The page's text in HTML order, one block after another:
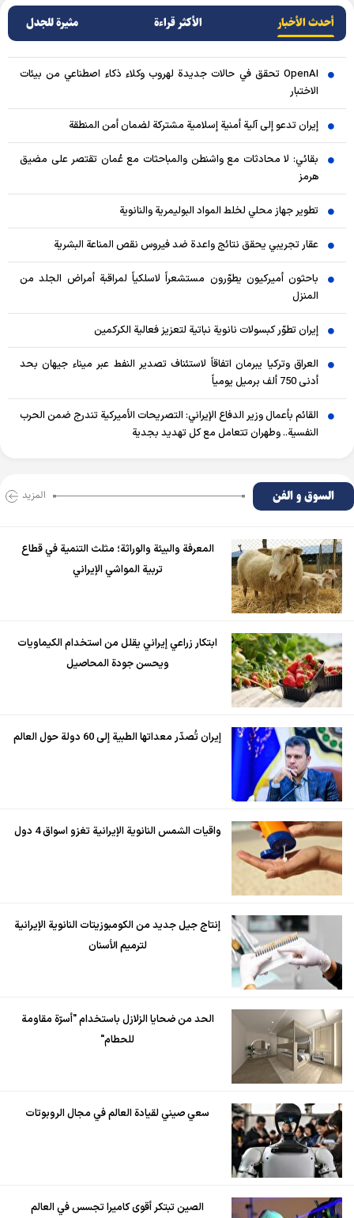
أحدث الأخبار الأکثر قراءة مثيرة للجدل
OpenAI تحقق في حالات جديدة لهروب وكلاء ذكاء اصطناعي من بيئات
الاختبار
إيران تدعو إلى آلية أمنية إسلامية مشتركة لضمان أمن المنطقة
بقائي: لا محادثات مع واشنطن والمباحثات مع عُمان تقتصر على مضيق
هرمز
تطوير جهاز محلي لخلط المواد البوليمرية والنانوية
عقار تجريبي يحقق نتائج واعدة ضد فيروس نقص المناعة البشرية
باحثون أميركيون يطوّرون مستشعراً لاسلكياً لمراقبة أمراض الجلد من
المنزل
إيران تطوّر كبسولات نانوية نباتية لتعزيز فعالية الكركمين
العراق وتركيا يبرمان اتفاقاً لاستئناف تصدير النفط عبر ميناء جيهان بحد
أدنى 750 ألف برميل يومياً
القائم بأعمال وزير الدفاع الإيراني: التصريحات الأميركية تندرج ضمن الحرب
النفسية.. وطهران تتعامل مع كل تهديد بجدية
السوق و الفن المزید
المعرفة والبيئة والوراثة؛ مثلث التنمية في قطاع
تربية المواشي الإيراني
ابتكار زراعي إيراني يقلل من استخدام الكيماويات
ويحسن جودة المحاصيل
إيران تُصدّر معداتها الطبية إلى 60 دولة حول العالم
واقيات الشمس النانوية الإيرانية تغزو اسواق 4 دول
إنتاج جيل جديد من الكومبوزيتات النانوية الإيرانية
لترميم الأسنان
الحد من ضحايا الزلازل باستخدام "أسرّة مقاومة
للحطام"
سعي صيني لقيادة العالم في مجال الروبوتات
الصين تبتكر أقوى كاميرا تجسس في العالم